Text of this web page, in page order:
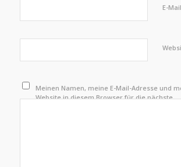
E-Mail
Meinen Namen, meine E-Mail-Adresse und
Website in diesem Browser für die nächste